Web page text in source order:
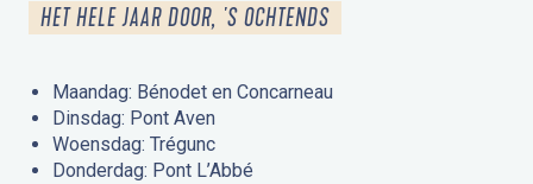
HET HELE JAAR DOOR, 'S OCHTENDS
Maandag: Bénodet en Concarneau
Dinsdag: Pont Aven
Woensdag: Trégunc
Donderdag: Pont L’Abbé